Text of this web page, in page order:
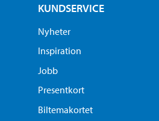
KUNDSERVICE
Nyheter
Inspiration
Jobb
Presentkort
Biltemakortet